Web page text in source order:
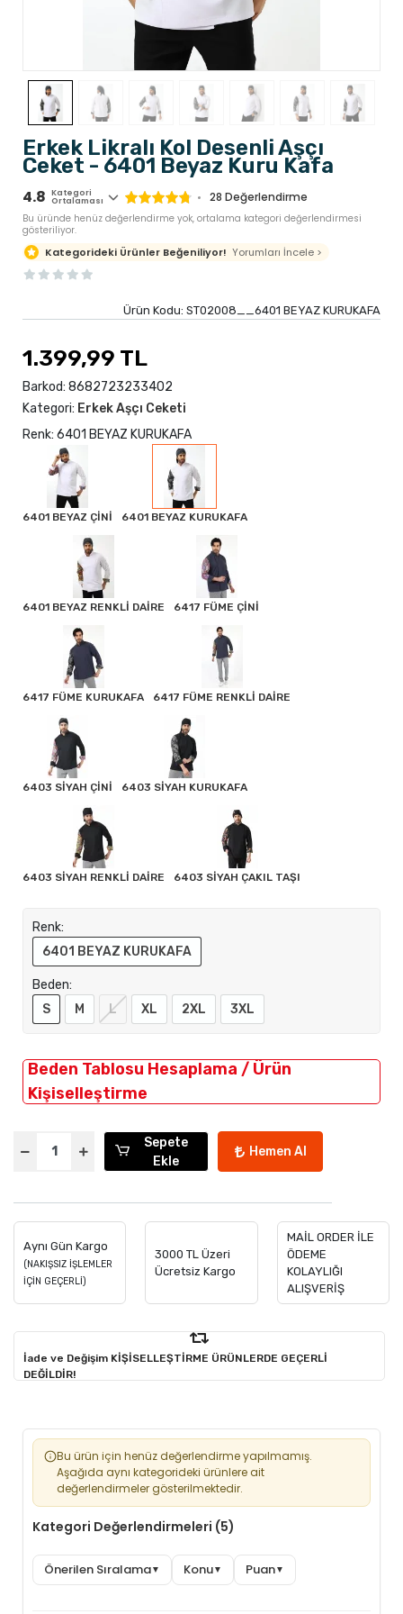
Erkek Likralı Kol Desenli Aşçı
Ceket - 6401 Beyaz Kuru Kafa
4.8 Kategori
Ortalaması 28 Değerlendirme
Bu üründe henüz değerlendirme yok, ortalama kategori değerlendirmesi
gösteriliyor.
Kategorideki Ürünler Beğeniliyor! Yorumları İncele >
Ürün Kodu: ST02008__6401 BEYAZ KURUKAFA
1.399,99 TL
Barkod: 8682723233402
Kategori: Erkek Aşçı Ceketi
Renk: 6401 BEYAZ KURUKAFA
6401 BEYAZ ÇİNİ 6401 BEYAZ KURUKAFA
6401 BEYAZ RENKLİ DAİRE 6417 FÜME ÇİNİ
6417 FÜME KURUKAFA 6417 FÜME RENKLİ DAİRE
6403 SİYAH ÇİNİ 6403 SİYAH KURUKAFA
6403 SİYAH RENKLİ DAİRE 6403 SİYAH ÇAKIL TAŞI
Renk:
6401 BEYAZ KURUKAFA
Beden:
S
M L XL 2XL 3XL
Beden Tablosu Hesaplama / Ürün
Kişiselleştirme
Sepete
Ekle
Hemen Al
Aynı Gün Kargo
(NAKIŞSIZ İŞLEMLER
İÇİN GEÇERLİ)
3000 TL Üzeri
Ücretsiz Kargo
MAİL ORDER İLE
ÖDEME
KOLAYLIĞI
ALIŞVERİŞ
İade ve Değişim KİŞİSELLEŞTİRME ÜRÜNLERDE GEÇERLİ
DEĞİLDİR!
Bu ürün için henüz değerlendirme yapılmamış.
Aşağıda aynı kategorideki ürünlere ait
değerlendirmeler gösterilmektedir.
Kategori Değerlendirmeleri (5)
Önerilen Sıralama▼ Konu▼ Puan▼